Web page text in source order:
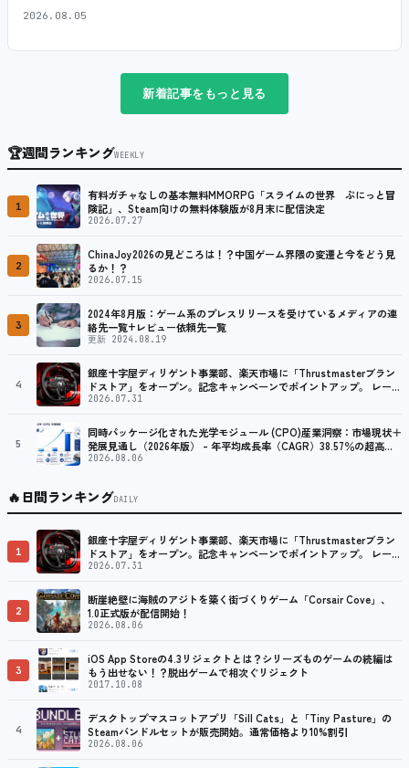
2026.08.05
新着記事をもっと見る
🏆週間ランキングWEEKLY
1
有料ガチャなしの基本無料MMORPG「スライムの世界 ぷにっと冒
険記」、Steam向けの無料体験版が8月末に配信決定
2026.07.27
2
ChinaJoy2026の見どころは！？中国ゲーム界隈の変遷と今をどう見
るか！？
2026.07.15
3
2024年8月版：ゲーム系のプレスリリースを受けているメディアの連
絡先一覧+レビュー依頼先一覧
更新 2024.08.19
4
銀座十字屋ディリゲント事業部、楽天市場に「Thrustmasterブラン
ドストア」をオープン。記念キャンペーンでポイントアップ。 レーシ
ング／フライトシム向けコントローラーを中心に、幅広くラインナッ
2026.07.31
5
同時パッケージ化された光学モジュール (CPO)産業洞察：市場現状＋
発展見通し（2026年版） – 年平均成長率（CAGR）38.57％の超高速
成長
2026.08.06
🔥日間ランキングDAILY
1
銀座十字屋ディリゲント事業部、楽天市場に「Thrustmasterブラン
ドストア」をオープン。記念キャンペーンでポイントアップ。 レーシ
ング／フライトシム向けコントローラーを中心に、幅広くラインナッ
2026.07.31
2
断崖絶壁に海賊のアジトを築く街づくりゲーム「Corsair Cove」、
1.0正式版が配信開始！
2026.08.06
3
iOS App Storeの4.3リジェクトとは？シリーズものゲームの続編は
もう出せない！？脱出ゲームで相次ぐリジェクト
2017.10.08
4
デスクトップマスコットアプリ「Sill Cats」と「Tiny Pasture」の
Steamバンドルセットが販売開始。通常価格より10%割引
2026.08.06